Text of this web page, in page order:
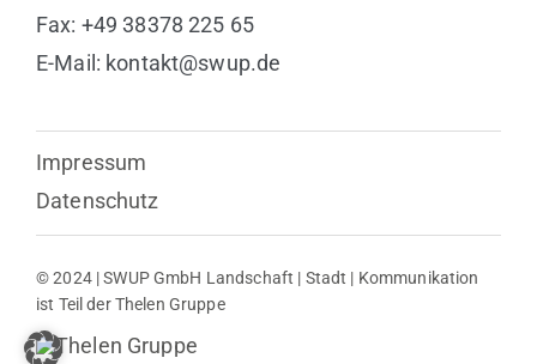
Fax: +49 38378 225 65
E-Mail: kontakt@swup.de
Impressum
Datenschutz
© 2024 | SWUP GmbH Landschaft | Stadt | Kommunikation
ist Teil der Thelen Gruppe